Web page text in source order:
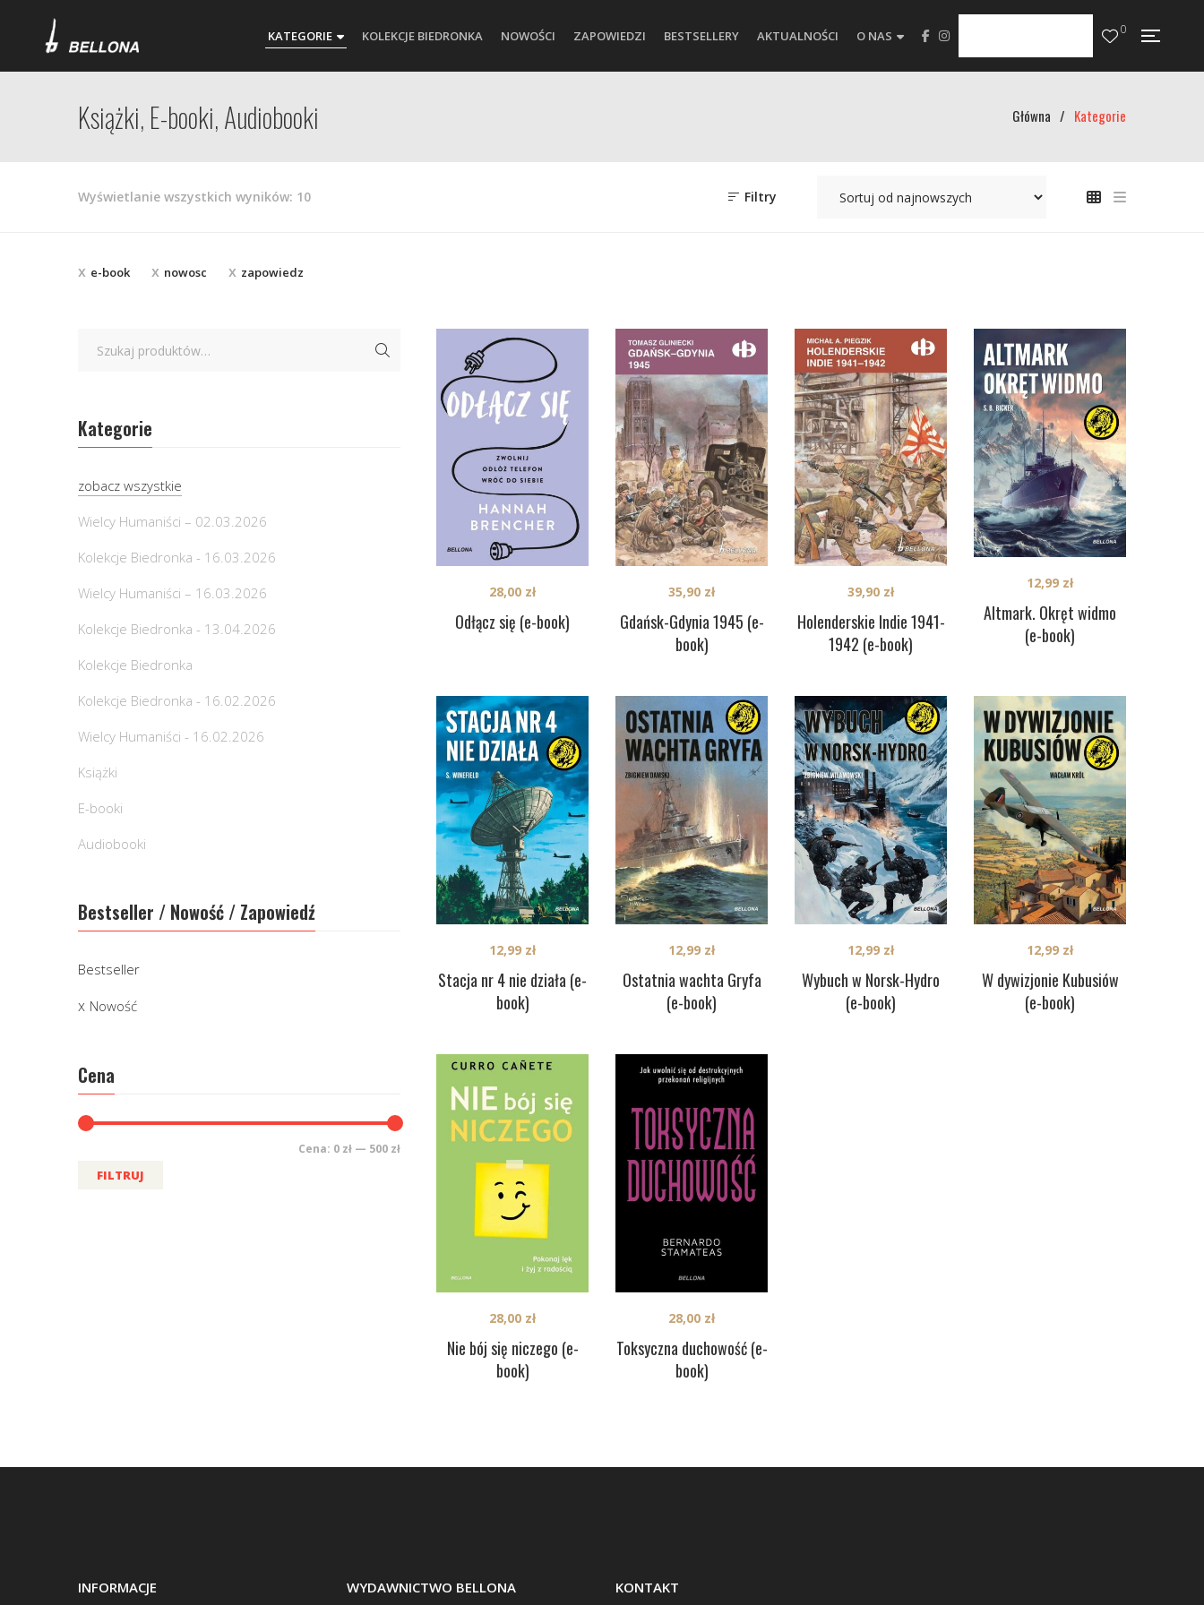
KATEGORIE KOLEKCJE BIEDRONKA NOWOŚCI ZAPOWIEDZI BESTSELLERY AKTUALNOŚCI O NAS 0
Książki, E-booki, Audiobooki Główna / Kategorie
Wyświetlanie wszystkich wyników: 10Posortowane
Filtry
e-book nowosc zapowiedz
Odłącz się (e-book)
28,00 zł
Gdańsk-Gdynia 1945 (e-
book)
35,90 zł
Holenderskie Indie 1941-
1942 (e-book)
39,90 zł
Altmark. Okręt widmo
(e-book)
12,99 zł
Stacja nr 4 nie działa (e-
book)
12,99 zł
Ostatnia wachta Gryfa
(e-book)
12,99 zł
Wybuch w Norsk-Hydro
(e-book)
12,99 zł
W dywizjonie Kubusiów
(e-book)
12,99 zł
Nie bój się niczego (e-
book)
28,00 zł
Toksyczna duchowość (e-
book)
28,00 zł
Kategorie
zobacz wszystkie
Wielcy Humaniści – 02.03.2026
Kolekcje Biedronka - 16.03.2026
Wielcy Humaniści – 16.03.2026
Kolekcje Biedronka - 13.04.2026
Kolekcje Biedronka
Kolekcje Biedronka - 16.02.2026
Wielcy Humaniści - 16.02.2026
Książki
E-booki
Audiobooki
Bestseller / Nowość / Zapowiedź
Bestseller
Nowość
Cena
FILTRUJ
Cena: 0 zł — 500 zł
INFORMACJE WYDAWNICTWO BELLONA KONTAKT